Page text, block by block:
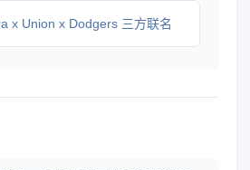
x Union x Dodgers 三方联名